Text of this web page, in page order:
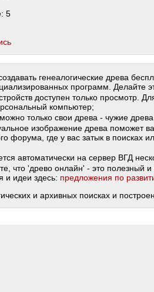
5
генеалогические древа
программ. Делайте
доступен только просмотр.
компьютер;
только свои древа - чужие
изображение древа поможет
форума, где у вас затык в поисках
автоматически на сервер ВГД
что 'древо онлайн' - это полезный
и идеи здесь: предложения по
и архивных поисках и